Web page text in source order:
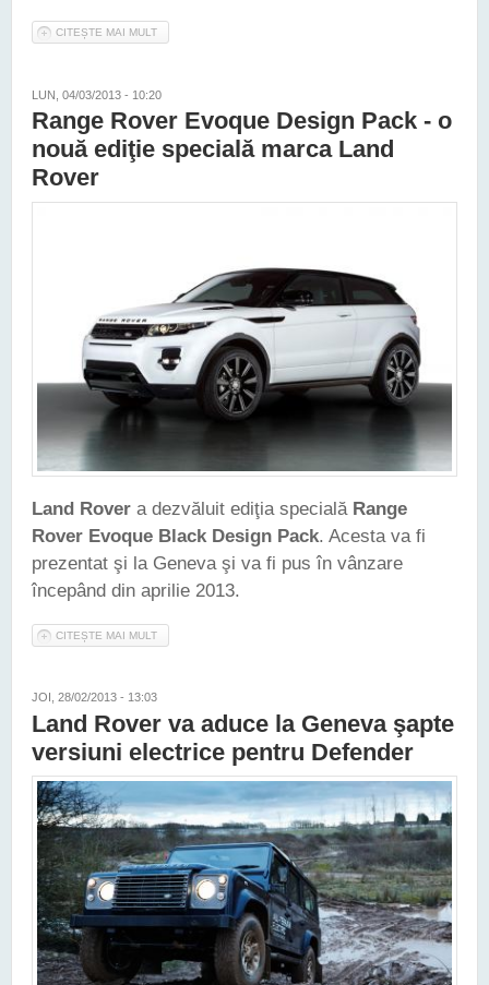
CITEȘTE MAI MULT
LUN, 04/03/2013 - 10:20
Range Rover Evoque Design Pack - o
nouă ediţie specială marca Land
Rover
Land Rover a dezvăluit ediţia specială Range
Rover Evoque Black Design Pack. Acesta va fi
prezentat şi la Geneva şi va fi pus în vânzare
începând din aprilie 2013.
CITEȘTE MAI MULT
JOI, 28/02/2013 - 13:03
Land Rover va aduce la Geneva şapte
versiuni electrice pentru Defender